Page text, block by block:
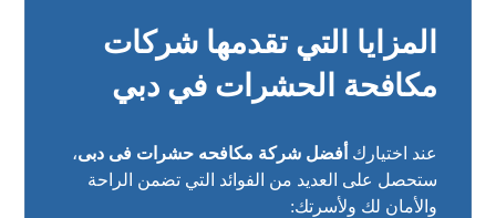
المزايا التي تقدمها شركات
مكافحة الحشرات في دبي
عند اختيارك أفضل شركة مكافحه حشرات فى دبى،
ستحصل على العديد من الفوائد التي تضمن الراحة
والأمان لك ولأسرتك: